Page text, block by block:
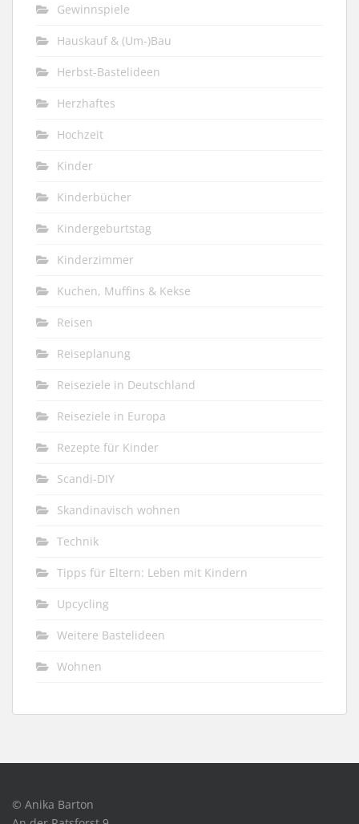
Gewinnspiele
Hauskauf & (Um-)Bau
Herbst-Bastelideen
Herzhaftes
Hochzeit
Kinder
Kinderbücher
Kindergeburtstag
Kinderzimmer
Kuchen, Muffins & Kekse
Reisen
Reiseplanung
Reiseziele in Deutschland
Reiseziele in Europa
Rezepte für Kinder
Scandi-DIY
Skandinavisch wohnen
Technik
Tipps für Eltern: Leben mit Kindern
Upcycling
Weitere Bastelideen
Wohnen
© Anika Barton